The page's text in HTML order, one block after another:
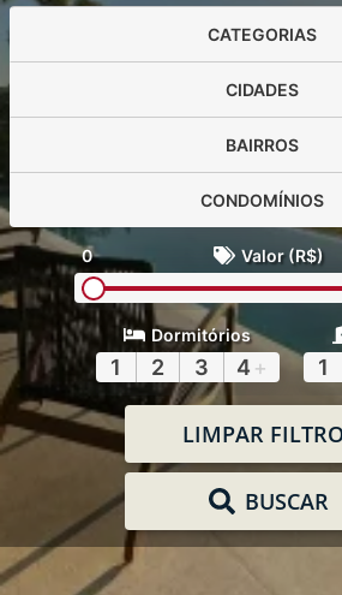
CATEGORIAS
CIDADES
BAIRROS
CONDOMÍNIOS
0 Valor (R$)
Dormitórios
1 2 3 4 + 1
LIMPAR
BUSCAR